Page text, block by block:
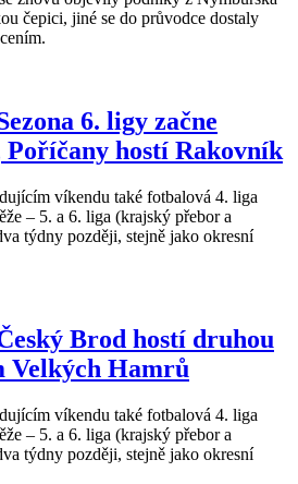
čepici, jiné se do průvodce dostaly
6. ligy začne
Poříčany hostí Rakovník
víkendu také fotbalová 4. liga
– 5. a 6. liga (krajský přebor a
týdny později, stejně jako okresní
Brod hostí druhou
Hamrů
víkendu také fotbalová 4. liga
– 5. a 6. liga (krajský přebor a
týdny později, stejně jako okresní